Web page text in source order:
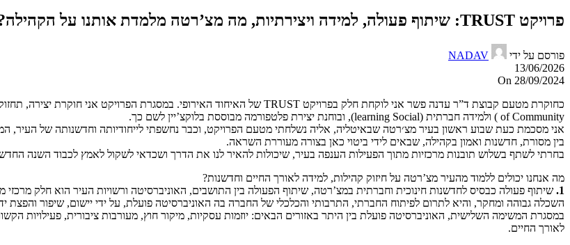
פרויקט TRUST: שיתוף פעולה, למידה ויצירתיות, מה מצ’רטה מלמדת אותנו על הקהילה? , מאת: רעות פישל
פורסם על ידי
NADAV
13/06/2026
On 28/09/2024
of Community ) ולמידה חברתית (learning Social), ובוחנת יצירת פלטפורמה מבוססת בלוקצ’יין לשם כך.
בין מסורת, חדשנות ואמון בקהילה, שבאים לידי ביטוי כאן בצורה מעוררת השראה.
בחרתי לשתף בשלוש תובנות מרכזיות מתוך הפעילות הענפה בעיר, שיכולות להאיר לנו את הדרך ושכדאי לשקול לאמץ לכבוד השנה
מה אנחנו יכולים ללמוד מהעיר מצ’רטה על חיזוק קהילות, למידה לאורך החיים וחדשנות?
1. שיתוף פעולה כבסיס לחדשנות חינוכית וחברתית במצ’רטה, שיתוף הפעולה בין התושבים, האוניברסיטה ורשויות העיר הוא חלק
השכלה גבוהה ומחקר, והיא לתרום לפיתוח החברתי, התרבותי והכלכלי של החברה בה האוניברסיטה פועלת, על ידי יישום, שיפור והפצת
במסגרת המשימה השלישית, האוניברסיטה פועלת בין היתר באזורים הבאים: יוזמות עסקיות, מיקור חוץ, מעורבות ציבורית, פעילויות
לאורך החיים.